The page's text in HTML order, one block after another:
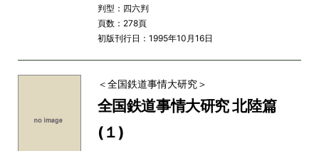
判型：四六判
頁数：278頁
初版刊行日：1995年10月16日
＜全国鉄道事情大研究＞
全国鉄道事情大研究 北陸篇
(１)